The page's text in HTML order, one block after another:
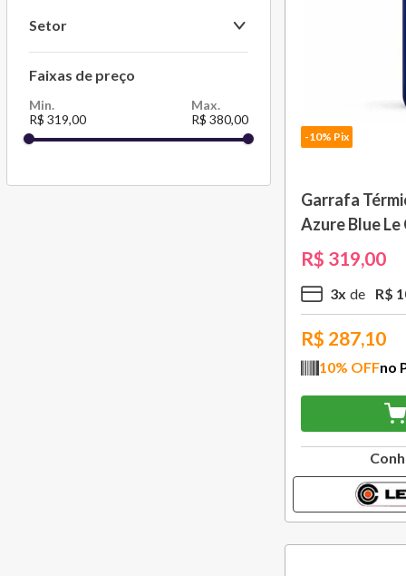
Le Creuset
Guzzini
Christofle
Setor
Faixas de preço
R$ 319,00 R$ 380,00
-10% Pix
Garrafa
Azure Blue
R$ 319,00
3x R$
R$ 287,10
10% OFFno